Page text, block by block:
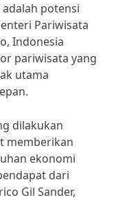
potensi
Pariwisata
Indonesia
pariwisata yang
utama
dilakukan
memberikan
ekonomi
dari
Gil Sander,